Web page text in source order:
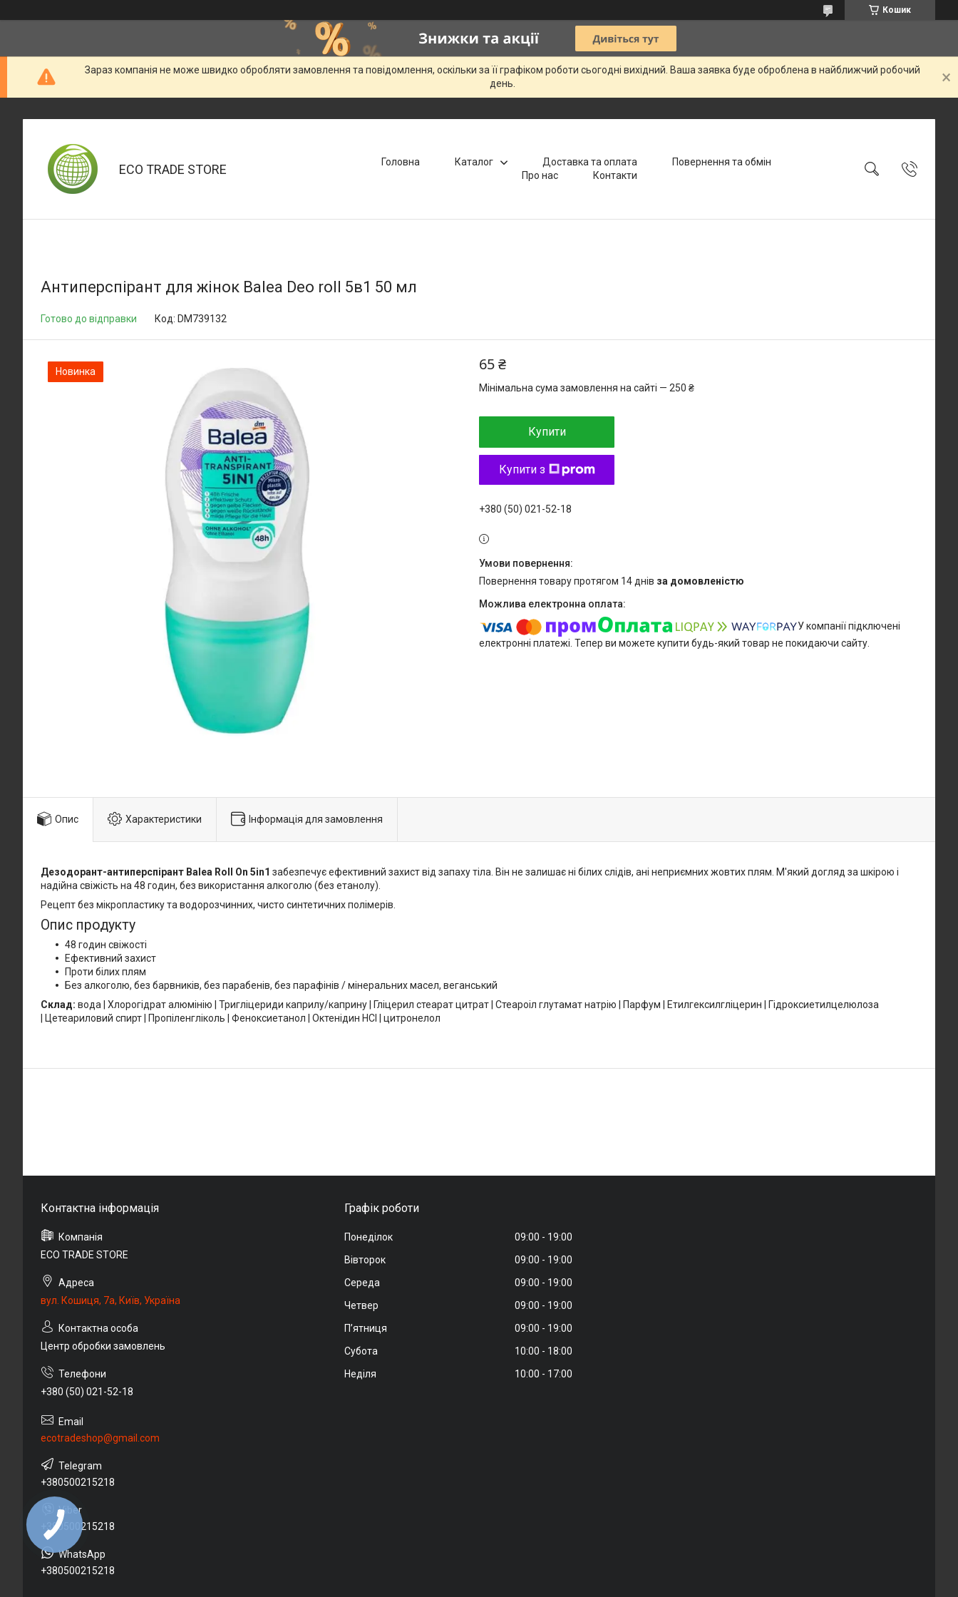
Кошик
Зараз компанія не може швидко обробляти замовлення та повідомлення, оскільки за її графіком роботи сьогодні вихідний. Ваша заявка буде оброблена в найближчий робочий
день.
ECO TRADE STORE Головна Каталог Доставка та оплата
Повернення та обмін
Про нас
Контакти
Антиперспірант для жінок Balea Deo roll 5в1 50 мл
Готово до відправки Код: DM739132
Новинка 65 ₴
Мінімальна сума замовлення на сайті — 250 ₴
Купити
Купити з
+380 (50) 021-52-18
повернення товару протягом 14 днів за домовленістю
У компанії підключені
електронні платежі. Тепер ви можете купити будь-який товар не покидаючи сайту.
Опис Характеристики Інформація для замовлення
Дезодорант-антиперспірант Balea Roll On 5in1 забезпечує ефективний захист від запаху тіла. Він не залишає ні білих слідів, ані неприємних жовтих плям. М'який догляд за шкірою і
надійна свіжість на 48 годин, без використання алкоголю (без етанолу).
Рецепт без мікропластику та водорозчинних, чисто синтетичних полімерів.
Опис продукту
48 годин свіжості
Ефективний захист
Проти білих плям
Без алкоголю, без барвників, без парабенів, без парафінів / мінеральних масел, веганський
Склад: вода | Хлорогідрат алюмінію | Тригліцериди каприлу/каприну | Гліцерил стеарат цитрат | Стеароіл глутамат натрію | Парфум | Етилгексилгліцерин | Гідроксиетилцелюлоза
| Цетеариловий спирт | Пропіленгліколь | Феноксиетанол | Октенідин HCl | цитронелол
ECO TRADE STORE
вул. Кошиця, 7а, Київ, Україна
Центр обробки замовлень
+380 (50) 021-52-18
ecotradeshop@gmail.com
+380500215218
+380500215218
+380500215218
Графік роботи
Понеділок 09:00
19:00
Вівторок
09:00
19:00
Середа
09:00
19:00
Четвер
09:00
19:00
Пʼятниця
09:00
19:00
Субота
10:00
18:00
Неділя
10:00 17:00